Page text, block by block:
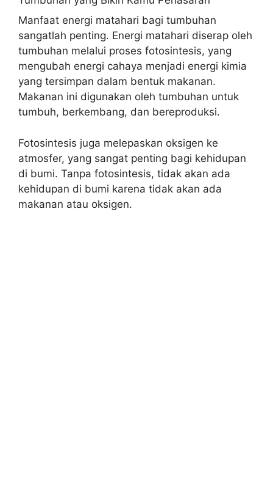
Manfaat energi matahari bagi tumbuhan
sangatlah penting. Energi matahari diserap oleh
tumbuhan melalui proses fotosintesis, yang
mengubah energi cahaya menjadi energi kimia
yang tersimpan dalam bentuk makanan.
Makanan ini digunakan oleh tumbuhan untuk
tumbuh, berkembang, dan bereproduksi.
Fotosintesis juga melepaskan oksigen ke
atmosfer, yang sangat penting bagi kehidupan
di bumi. Tanpa fotosintesis, tidak akan ada
kehidupan di bumi karena tidak akan ada
makanan atau oksigen.